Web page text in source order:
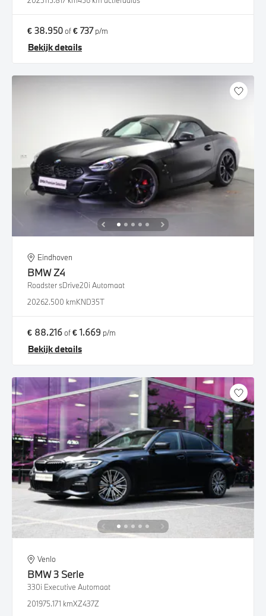
€ 38.950of€ 737p/m
Bekijk details
Eindhoven
BMWZ4
Roadster sDrive20i Automaat
20262.500 kmKND35T
€ 88.216of€ 1.669 p/m
Bekijk details
Venlo
BMW3 Serie
330i Executive Automaat
201975.171 kmXZ437Z